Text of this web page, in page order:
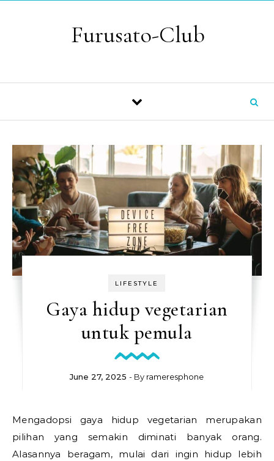
Furusato-Club
LIFESTYLE
Gaya hidup vegetarian
untuk pemula
June 27, 2025 - By rameresphone
Mengadopsi gaya hidup vegetarian merupakan
pilihan yang semakin diminati banyak orang.
Alasannya beragam, mulai dari ingin hidup lebih